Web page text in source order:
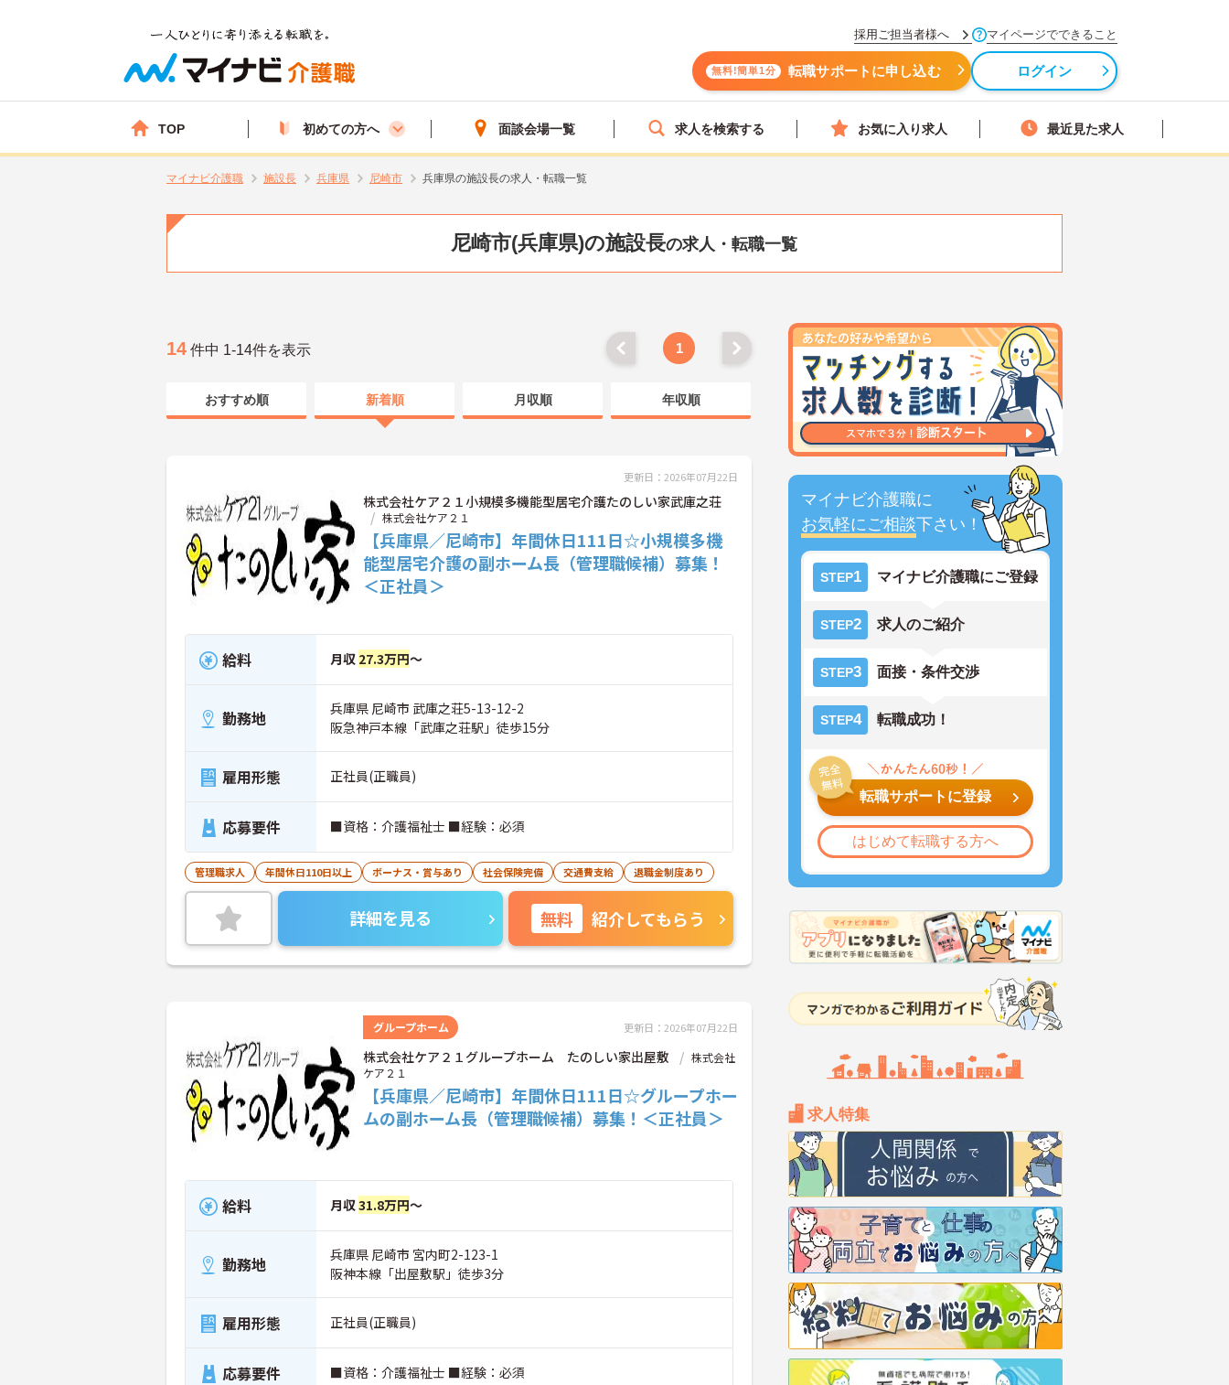
採用ご担当者様へ マイページでできること
無料!簡単1分 転職サポートに申し込む ログイン
TOP 初めての方へ 面談会場一覧 求人を検索する お気に入り求人 最近見た求人
マイナビ介護職 施設長 兵庫県 尼崎市 兵庫県の施設長の求人・転職一覧
尼崎市(兵庫県)の施設長の求人・転職一覧
マイナビ介護職に
お気軽にご相談下さい！
STEP1 マイナビ介護職にご登録
STEP2 求人のご紹介
STEP3 面接・条件交渉
STEP4 転職成功！
転職サポートに登録
はじめて転職する方へ
求人特集
14 件中 1-14件を表示 1
おすすめ順 新着順 月収順 年収順
更新日：2026年07月22日
株式会社ケア２１小規模多機能型居宅介護たのしい家武庫之荘
株式会社ケア２１
【兵庫県／尼崎市】年間休日111日☆小規模多機
能型居宅介護の副ホーム長（管理職候補）募集！
＜正社員＞
給料 月収 27.3万円～
勤務地
兵庫県 尼崎市 武庫之荘5-13-12-2
阪急神戸本線「武庫之荘駅」徒歩15分
雇用形態 正社員(正職員)
応募要件 ■資格：介護福祉士 ■経験：必須
管理職求人 年間休日110日以上 ボーナス・賞与あり 社会保険完備 交通費支給 退職金制度あり
詳細を見る 無料 紹介してもらう
グループホーム 更新日：2026年07月22日
株式会社ケア２１グループホーム たのしい家出屋敷
株式会社
ケア２１
【兵庫県／尼崎市】年間休日111日☆グループホー
ムの副ホーム長（管理職候補）募集！＜正社員＞
給料 月収31.8万円～
勤務地
兵庫県 尼崎市 宮内町2-123-1
阪神本線「出屋敷駅」徒歩3分
雇用形態 正社員(正職員)
応募要件 ■資格：介護福祉士 ■経験：必須